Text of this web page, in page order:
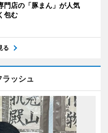
門店の「豚まん」が人気
包む
る
ラッシュ